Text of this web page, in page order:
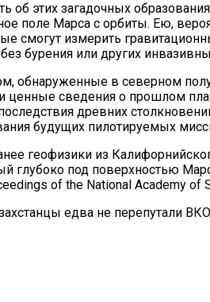
об этих загадочных
поле Марса с орбиты. Ею,
смогут измерить
бурения или других
обнаруженные в северном
ценные сведения о прошлом
древних
будущих пилотируемых
геофизики из
глубоко под поверхностью
of the National Academy of
едва не перепутали